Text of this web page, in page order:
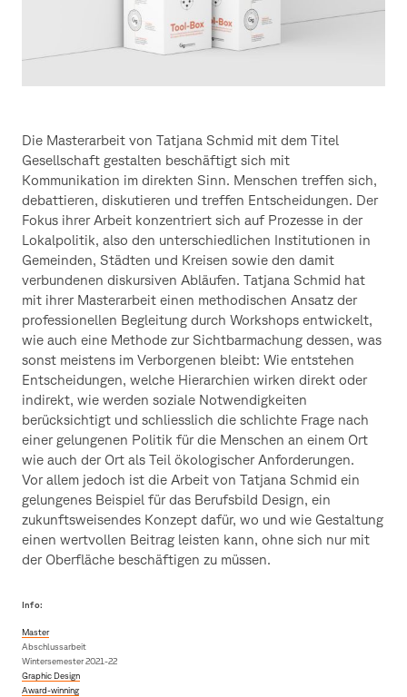
Die Masterarbeit von Tatjana Schmid mit dem Titel
Gesellschaft gestalten beschäftigt sich mit
Kommunikation im direkten Sinn. Menschen treffen sich,
debattieren, diskutieren und treffen Entscheidungen. Der
Fokus ihrer Arbeit konzentriert sich auf Prozesse in der
Lokalpolitik, also den unterschiedlichen Institutionen in
Gemeinden, Städten und Kreisen sowie den damit
verbundenen diskursiven Abläufen. Tatjana Schmid hat
mit ihrer Masterarbeit einen methodischen Ansatz der
professionellen Begleitung durch Workshops entwickelt,
wie auch eine Methode zur Sichtbarmachung dessen, was
sonst meistens im Verborgenen bleibt: Wie entstehen
Entscheidungen, welche Hierarchien wirken direkt oder
indirekt, wie werden soziale Notwendigkeiten
berücksichtigt und schliesslich die schlichte Frage nach
einer gelungenen Politik für die Menschen an einem Ort
wie auch der Ort als Teil ökologischer Anforderungen.
Vor allem jedoch ist die Arbeit von Tatjana Schmid ein
gelungenes Beispiel für das Berufsbild Design, ein
zukunftsweisendes Konzept dafür, wo und wie Gestaltung
einen wertvollen Beitrag leisten kann, ohne sich nur mit
der Oberfläche beschäftigen zu müssen.
Info:
Master
Abschlussarbeit
Wintersemester 2021-22
Graphic Design
Award-winning